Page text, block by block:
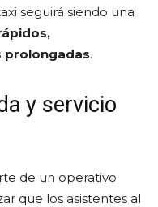
seguirá siendo una
prolongadas.
y servicio
de un operativo
que los asistentes al